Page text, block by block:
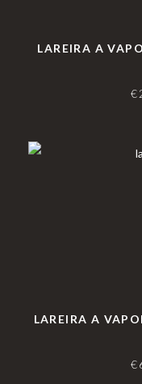
LAREIRA A
€
LAREIRA A
€